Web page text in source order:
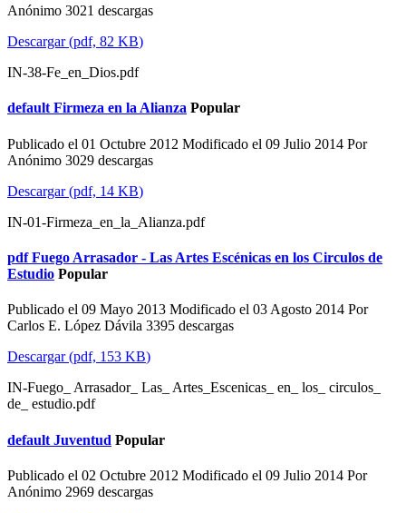
Anónimo 3021 descargas
Descargar(pdf, 82 KB)
IN-38-Fe_en_Dios.pdf
default Firmeza en la Alianza Popular
Publicado el 01 Octubre 2012 Modificado el 09 Julio 2014 Por
Anónimo 3029 descargas
Descargar(pdf, 14 KB)
IN-01-Firmeza_en_la_Alianza.pdf
pdf Fuego Arrasador - Las Artes Escénicas en los Circulos de
Estudio Popular
Publicado el 09 Mayo 2013 Modificado el 03 Agosto 2014 Por
Carlos E. López Dávila 3395 descargas
Descargar(pdf, 153 KB)
IN-Fuego_ Arrasador_ Las_ Artes_Escenicas_ en_ los_ circulos_
de_ estudio.pdf
default Juventud Popular
Publicado el 02 Octubre 2012 Modificado el 09 Julio 2014 Por
Anónimo 2969 descargas